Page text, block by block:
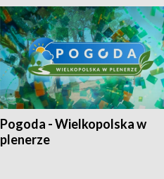
Pogoda - Wielkopolska w
plenerze